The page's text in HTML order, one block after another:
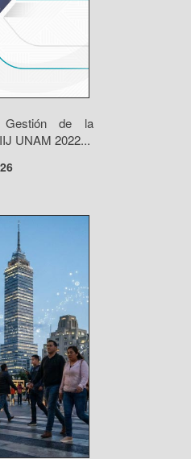
Gestión de la
UNAM 2022...